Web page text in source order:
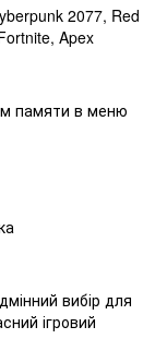
2077, Red
Apex
памяти в меню
вибір для
ігровий